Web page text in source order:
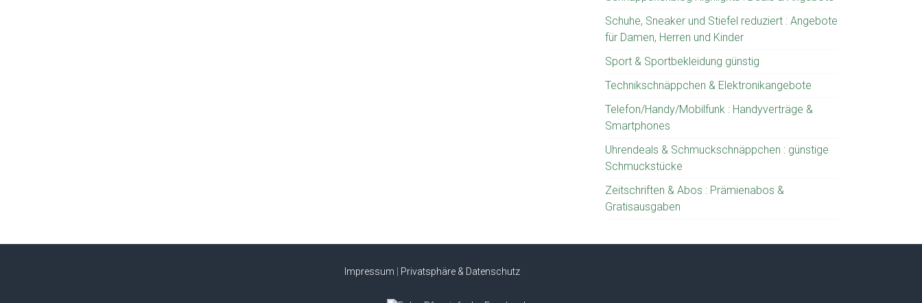
Schuhe, Sneaker und Stiefel reduziert : Angebote
für Damen, Herren und Kinder
Sport & Sportbekleidung günstig
Technikschnäppchen & Elektronikangebote
Telefon/Handy/Mobilfunk : Handyverträge &
Smartphones
Uhrendeals & Schmuckschnäppchen : günstige
Schmuckstücke
Zeitschriften & Abos : Prämienabos &
Gratisausgaben
Impressum Privatsphäre & Datenschutz